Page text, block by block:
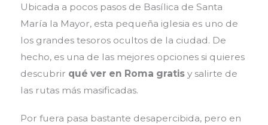
Ubicada a pocos pasos de Basílica de Santa
María la Mayor, esta pequeña iglesia es uno de
los grandes tesoros ocultos de la ciudad. De
hecho, es una de las mejores opciones si quieres
descubrir qué ver en Roma gratisy salirte de
las rutas más masificadas.
Por fuera pasa bastante desapercibida, pero en